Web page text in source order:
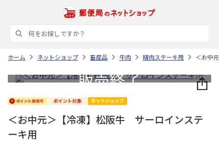
ホーム ネットショップ 畜産品 牛肉 精肉ステーキ用 ＜お中
＜お中元＞【冷凍】松阪牛 サーロインステ
ーキ用